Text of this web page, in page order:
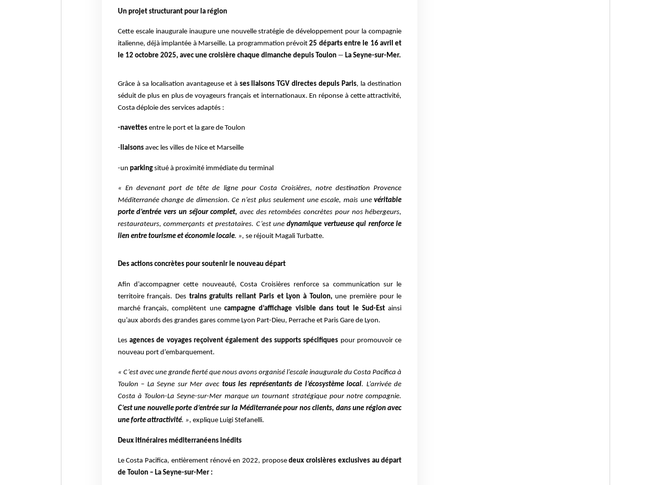
Un projet structurant pour la région
Cette escale inaugurale inaugure une nouvelle stratégie de développement pour la compagnie
italienne, déjà implantée à Marseille. La programmation prévoit25 départs entre le 16 avril et
le 12 octobre 2025, avec une croisière chaque dimanche depuis Toulon– La Seyne-sur-Mer.
Grâce à sa localisation avantageuse et à ses liaisons TGV directes depuis Paris, la destination
séduit de plus en plus de voyageurs français et internationaux. En réponse à cette attractivité,
Costa déploie des services adaptés :
-navettes entre le port et la gare de Toulon
-liaisons avec les villes de Nice et Marseille
-un parking situé à proximité immédiate du terminal
« En devenant port de tête de ligne pour Costa Croisières, notre destination Provence
Méditerranée change de dimension. Ce n’est plus seulement une escale, mais unevéritable
porte d’entrée vers un séjour complet, avec des retombées concrètes pour nos hébergeurs,
restaurateurs, commerçants et prestataires. C’est unedynamique vertueuse qui renforce le
lien entre tourisme et économie locale. », se réjouit Magali Turbatte.
Des actions concrètes pour soutenir le nouveau départ
Afin d’accompagner cette nouveauté, Costa Croisières renforce sa communication sur le
territoire français. Des trains gratuits reliant Paris et Lyon à Toulon, une première pour le
marché français, complètent une campagne d’affichage visible dans tout le Sud-Est ainsi
qu’aux abords des grandes gares comme Lyon Part-Dieu, Perrache et Paris Gare de Lyon.
Les agences de voyages reçoivent également des supports spécifiques pour promouvoir ce
nouveau port d’embarquement.
« C’est avec une grande fierté que nous avons organisé l’escale inaugurale du Costa Pacifica à
Toulon – La Seyne sur Mer avec tous les représentants de l’écosystème local. L’arrivée de
Costa à Toulon-La Seyne-sur-Mer marque un tournant stratégique pour notre compagnie.
C’est une nouvelle porte d’entrée sur la Méditerranée pour nos clients, dans une région avec
une forte attractivité. », explique Luigi Stefanelli.
Deux itinéraires méditerranéens inédits
Le Costa Pacifica, entièrement rénové en 2022, proposedeux croisières exclusives au départ
de Toulon – La Seyne-sur-Mer :